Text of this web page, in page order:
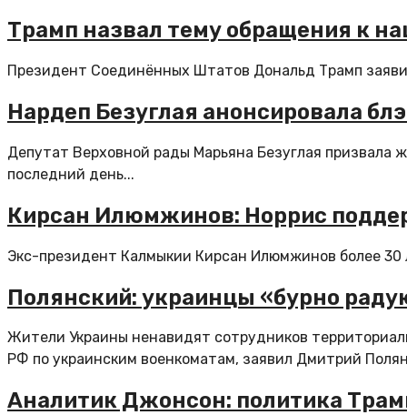
Трамп назвал тему обращения к
Президент Соединённых Штатов Дональд Трамп
Нардеп Безуглая анонсировала
Депутат Верховной рады Марьяна Безуглая призвала
последний день...
Кирсан Илюмжинов: Норрис
Экс-президент Калмыкии Кирсан Илюмжинов более 30
Полянский: украинцы «бурно
Жители Украины ненавидят сотрудников
РФ по украинским военкоматам, заявил Дмитрий
Аналитик Джонсон: политика